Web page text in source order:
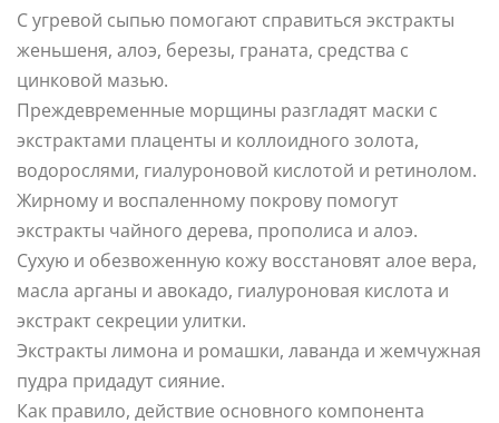
С угревой сыпью помогают справиться экстракты
женьшеня, алоэ, березы, граната, средства с
цинковой мазью.
Преждевременные морщины разгладят маски с
экстрактами плаценты и коллоидного золота,
водорослями, гиалуроновой кислотой и ретинолом.
Жирному и воспаленному покрову помогут
экстракты чайного дерева, прополиса и алоэ.
Сухую и обезвоженную кожу восстановят алое вера,
масла арганы и авокадо, гиалуроновая кислота и
экстракт секреции улитки.
Экстракты лимона и ромашки, лаванда и жемчужная
пудра придадут сияние.
Как правило, действие основного компонента